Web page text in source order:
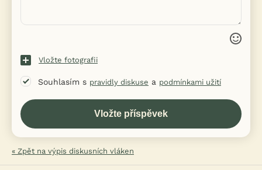
Vložte fotografii
Souhlasím s pravidly diskuse a podmínkami užití
« Zpět na výpis diskusních vláken